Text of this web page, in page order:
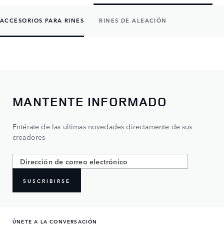
ACCESORIOS PARA RINES RINES DE ALEACIÓN
MANTENTE INFORMADO
Entérate de las ultimas novedades directamente de sus
creadores
SUSCRIBIRSE
ÚNETE A LA CONVERSACIÓN